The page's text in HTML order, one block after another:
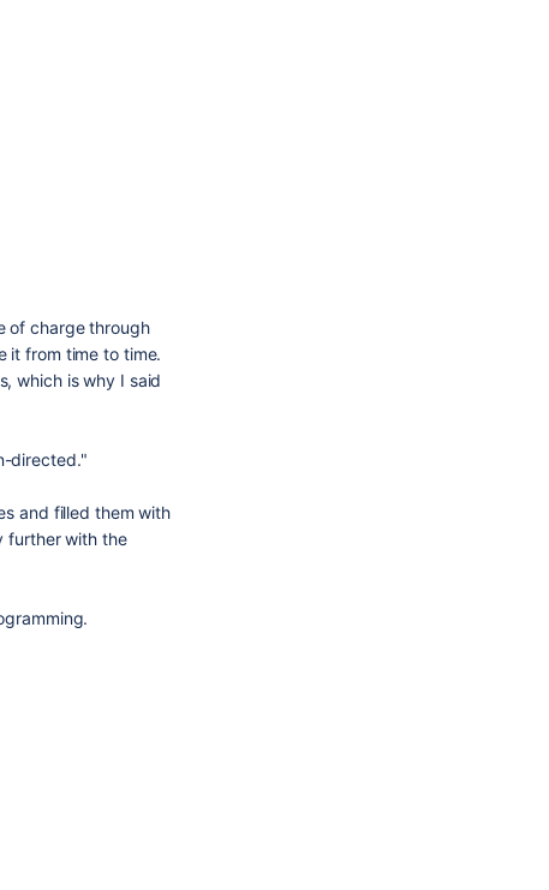
of charge through
it from time to time.
which is why I said
directed."
and filled them with
further with the